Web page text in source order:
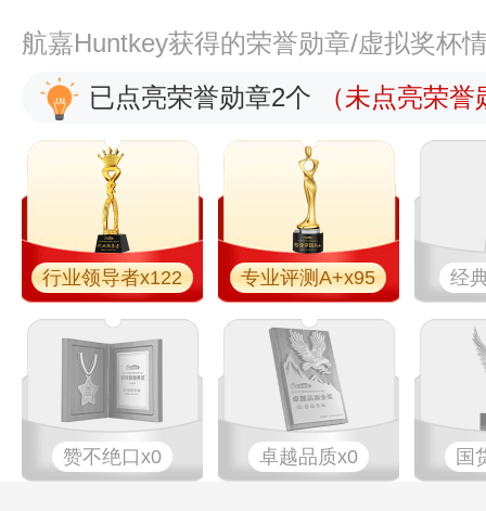
航嘉Huntkey获得的荣誉勋章/虚拟奖杯
已点亮荣誉勋章2个
（未点亮荣
行业领导者x122 专业评测A+x95 经
赞不绝口x0 卓越品质x0 国